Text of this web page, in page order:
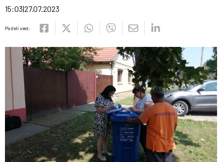
15:03 27.07.2023
Podeli vest: